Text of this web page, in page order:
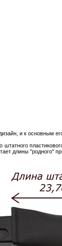
и к основным
длины "родного"